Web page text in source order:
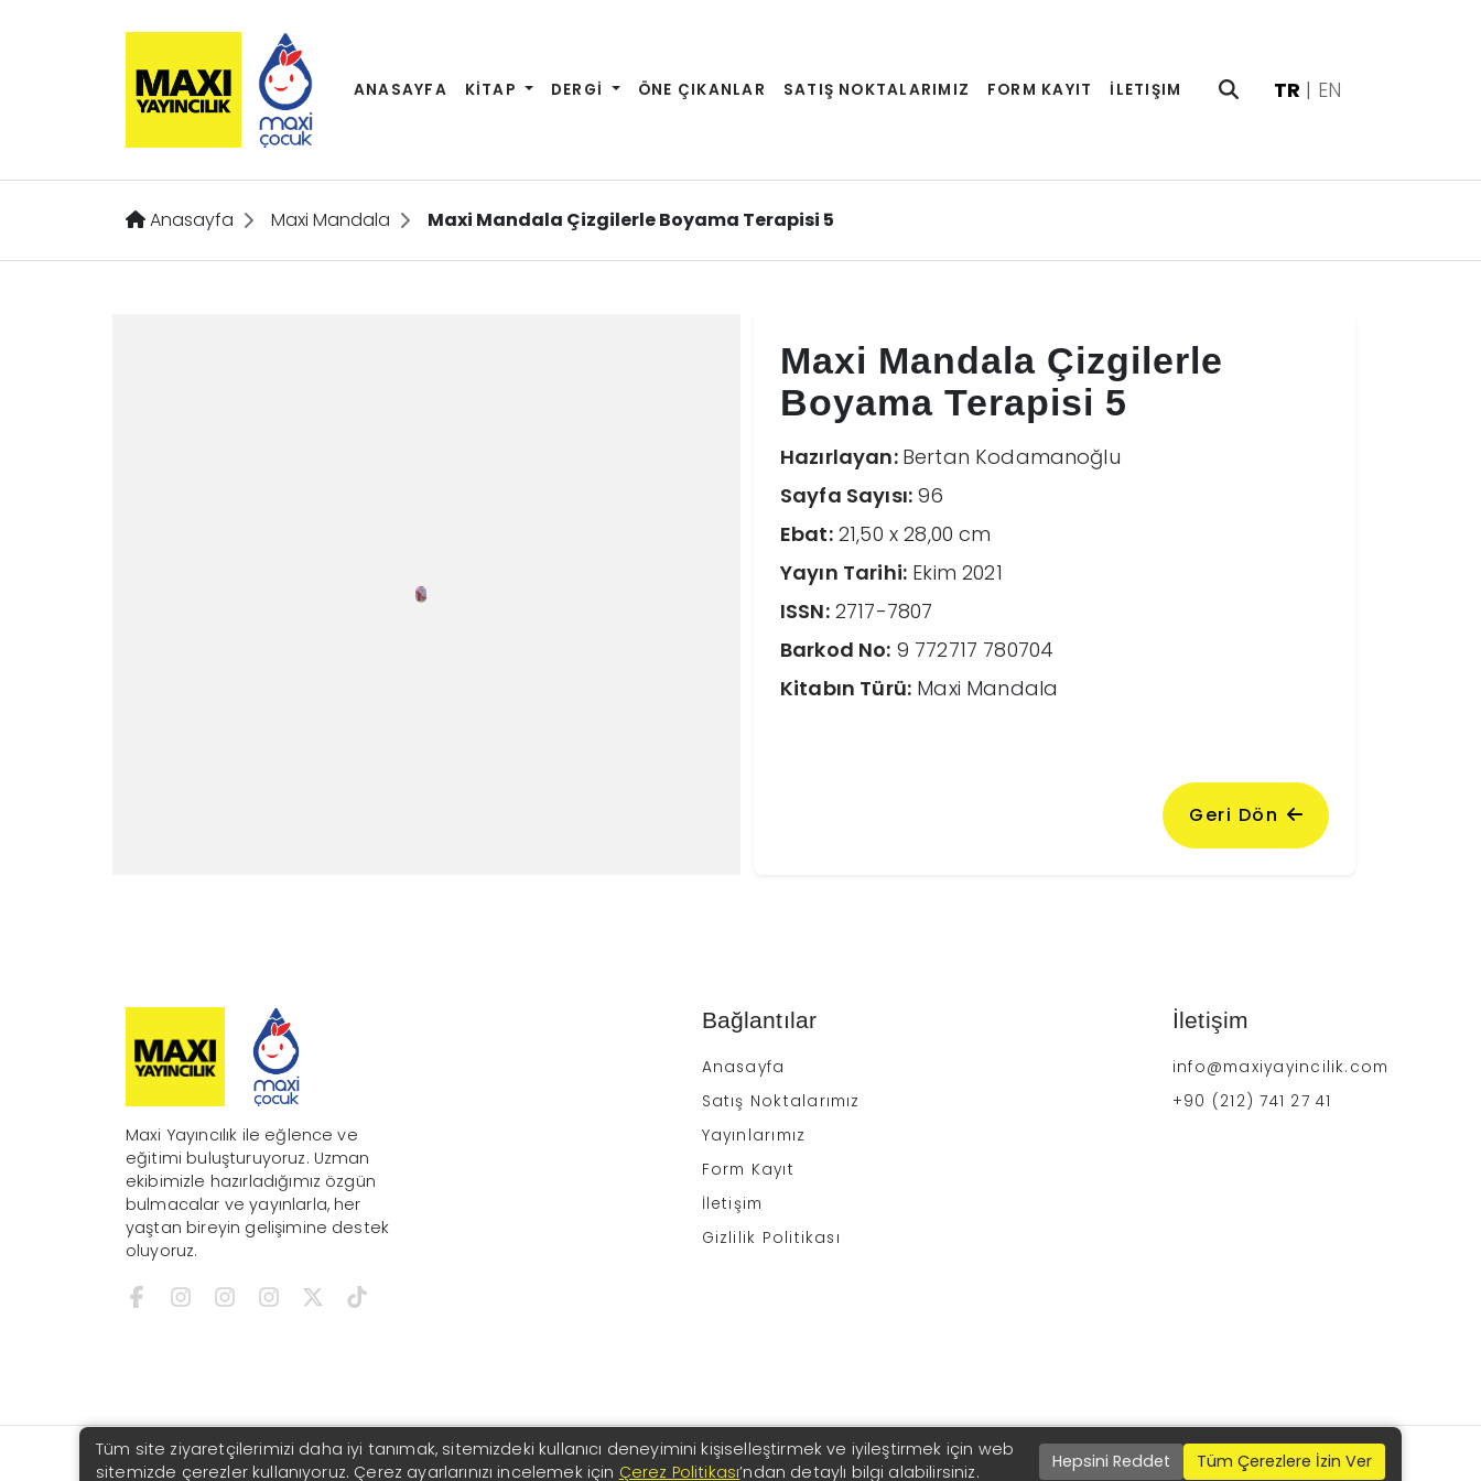
ANASAYFA KİTAP DERGİ ÖNE ÇIKANLAR SATIŞ NOKTALARIMIZ FORM KAYIT İLETIŞIM TR | EN
Anasayfa Maxi Mandala Maxi Mandala Çizgilerle Boyama Terapisi 5
Maxi Mandala Çizgilerle
Boyama Terapisi 5
Hazırlayan: Bertan Kodamanoğlu
Sayfa Sayısı: 96
Ebat:21,50 x 28,00 cm
Yayın Tarihi: Ekim 2021
ISSN:2717-7807
Barkod No: 9 772717 780704
Kitabın Türü: Maxi Mandala
Geri Dön
Maxi Yayıncılık ile eğlence ve
eğitimi buluşturuyoruz. Uzman
ekibimizle hazırladığımız özgün
bulmacalar ve yayınlarla, her
yaştan bireyin gelişimine destek
oluyoruz.
Bağlantılar
Anasayfa
Satış Noktalarımız
Yayınlarımız
Form Kayıt
İletişim
Gizlilik Politikası
İletişim
info@maxiyayincilik.com
+90 (212) 741 27 41
Copyright © 2026 | Maxi Yayıncılık
Tüm site ziyaretçilerimizi daha iyi tanımak, sitemizdeki kullanıcı deneyimini kişiselleştirmek ve iyileştirmek için web
sitemizde çerezler kullanıyoruz. Çerez ayarlarınızı incelemek için Çerez Politikası’ndan detaylı bilgi alabilirsiniz.
Hepsini Reddet Tüm Çerezlere İzin Ver